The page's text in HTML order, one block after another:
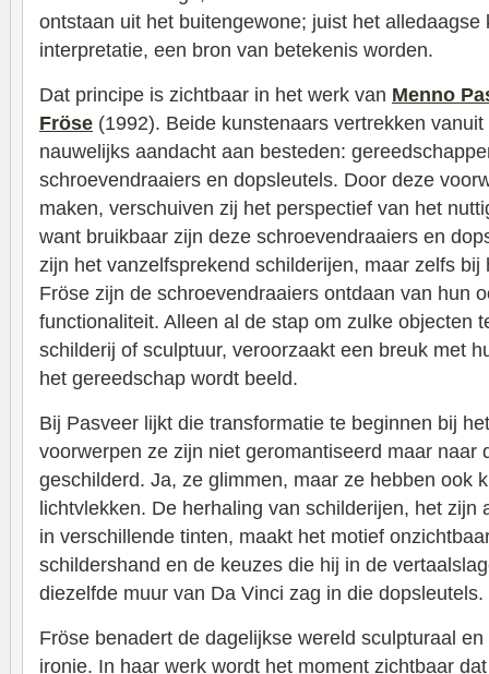
ontstaan uit het buitengewone; juist het alledaagse
interpretatie, een bron van betekenis worden.
Dat principe is zichtbaar in het werk van Menno
Fröse (1992). Beide kunstenaars vertrekken
nauwelijks aandacht aan besteden:
schroevendraaiers en dopsleutels. Door deze
maken, verschuiven zij het perspectief van het
want bruikbaar zijn deze schroevendraaiers en
zijn het vanzelfsprekend schilderijen, maar zelfs bij
Fröse zijn de schroevendraaiers ontdaan van hun
functionaliteit. Alleen al de stap om zulke objecten
schilderij of sculptuur, veroorzaakt een breuk met
het gereedschap wordt beeld.
Bij Pasveer lijkt die transformatie te beginnen bij
voorwerpen ze zijn niet geromantiseerd maar naar
geschilderd. Ja, ze glimmen, maar ze hebben ook
lichtvlekken. De herhaling van schilderijen, het zijn
in verschillende tinten, maakt het motief
schildershand en de keuzes die hij in de
diezelfde muur van Da Vinci zag in die dopsleutels.
Fröse benadert de dagelijkse wereld sculpturaal
ironie. In haar werk wordt het moment zichtbaar